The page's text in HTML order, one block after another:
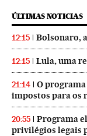
ÚLTIMAS NOTICIAS
12:15 Bolsonaro,
12:15 Lula, uma
21:14
O
impostos para os
20:55
Programa
privilégios legais